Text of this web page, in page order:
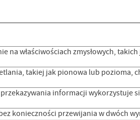
właściwościach zmysłowych, takich
takiej jak pionowa lub pozioma,
informacji wykorzystuje
konieczności przewijania w dwóch